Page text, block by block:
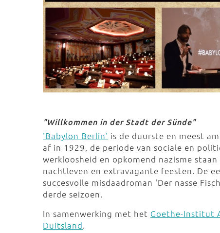
"Willkommen in der Stadt der Sünde"
'Babylon Berlin' is de duurste en meest
af in 1929, de periode van sociale en
werkloosheid en opkomend nazisme
nachtleven en extravagante feesten. De
succesvolle misdaadroman 'Der nasse
derde seizoen.
In samenwerking met het Goethe-Institut
Duitsland.